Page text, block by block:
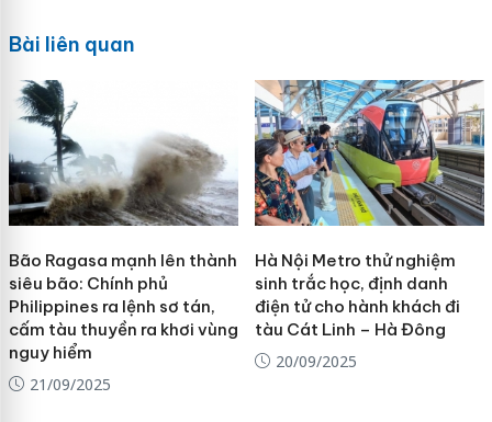
Bài liên quan
Bão Ragasa mạnh lên thành
siêu bão: Chính phủ
Philippines ra lệnh sơ tán,
cấm tàu thuyền ra khơi vùng
nguy hiểm
21/09/2025
Hà Nội Metro thử nghiệm
sinh trắc học, định danh
điện tử cho hành khách đi
tàu Cát Linh – Hà Đông
20/09/2025